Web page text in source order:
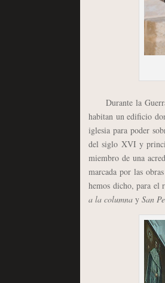
Durante la
habitan un edificio
iglesia para poder
del siglo XVI y
miembro de una
marcada por las
hemos dicho, para el
a la columna ySan